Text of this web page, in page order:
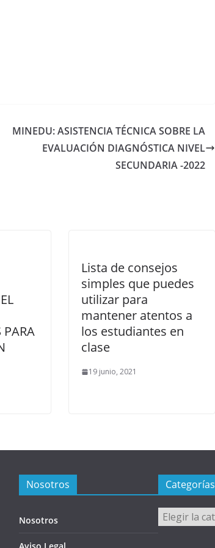
MINEDU: ASISTENCIA TÉCNICA SOBRE LA
EVALUACIÓN DIAGNÓSTICA NIVEL
SECUNDARIA -2022
PARA
Lista de consejos
simples que puedes
utilizar para
mantener atentos a
los estudiantes en
clase
19 junio, 2021
Nosotros
Nosotros
Categorías
Categorías